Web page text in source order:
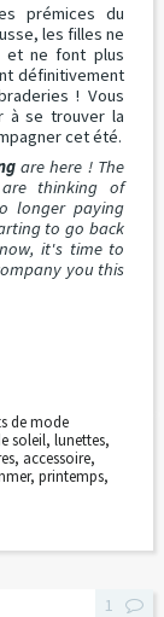
prémices du
les filles ne
et ne font plus
définitivement
! Vous
à se trouver la
cet été.
are here ! The
thinking of
longer paying
to go back
it's time to
you this
de mode
soleil, lunettes,
, accessoire,
, printemps,
1